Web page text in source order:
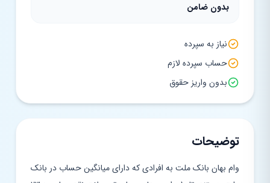
بدون ضامن
نیاز به سپرده
حساب سپرده لازم
بدون واریز حقوق
توضیحات
وام بهان بانک ملت به افرادی که دارای میانگین حساب در بانک